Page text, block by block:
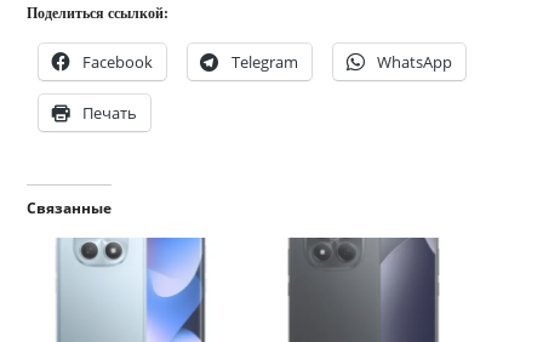
Поделиться ссылкой:
Facebook Telegram WhatsApp
Печать
Связанные